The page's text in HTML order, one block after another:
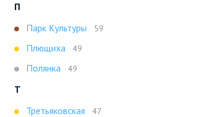
П
Парк Культуры
59
Плющиха 49
Полянка 49
Т
Третьяковская
47